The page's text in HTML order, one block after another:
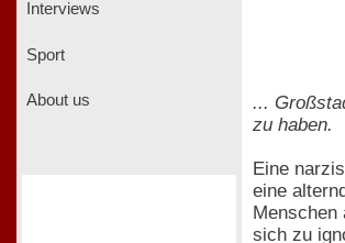
Interviews
Sport
About us
...
zu haben.
Eine
eine
Menschen
sich zu